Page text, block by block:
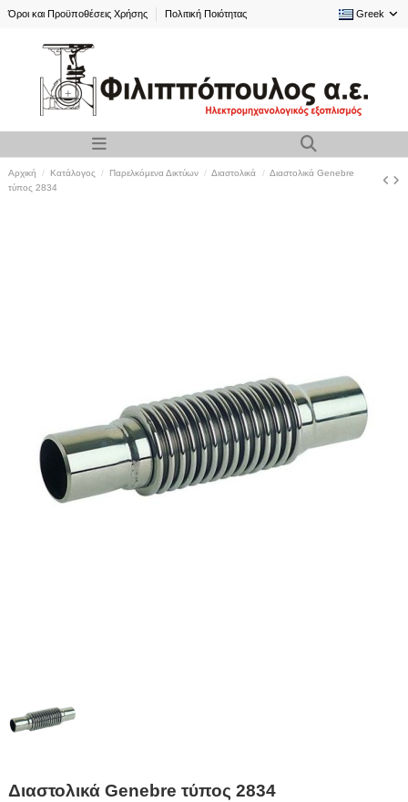
Όροι και Προϋποθέσεις Χρήσης Πολιτική Ποιότητας Greek
Αρχική Κατάλογος Παρελκόμενα Δικτύων Διαστολικά
Διαστολικά Genebre
τύπος 2834
Διαστολικά Genebre τύπος 2834